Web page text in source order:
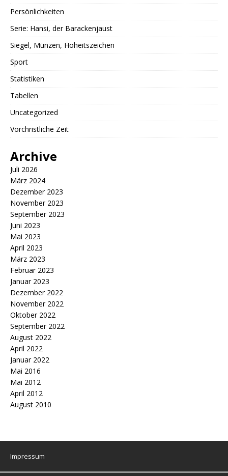
Persönlichkeiten
Serie: Hansi, der Barackenjaust
Siegel, Münzen, Hoheitszeichen
Sport
Statistiken
Tabellen
Uncategorized
Vorchristliche Zeit
Archive
Juli 2026
März 2024
Dezember 2023
November 2023
September 2023
Juni 2023
Mai 2023
April 2023
März 2023
Februar 2023
Januar 2023
Dezember 2022
November 2022
Oktober 2022
September 2022
August 2022
April 2022
Januar 2022
Mai 2016
Mai 2012
April 2012
August 2010
Impressum